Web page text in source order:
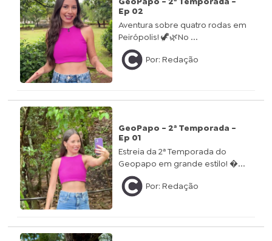
Ep 02
Aventura sobre quatro rodas em
Peirópolis! 🦖🌿No ...
Por: Redação
GeoPapo - 2ª Temporada -
Ep 01
Estreia da 2ª Temporada do
Geopapo em grande estilo! �...
Por: Redação